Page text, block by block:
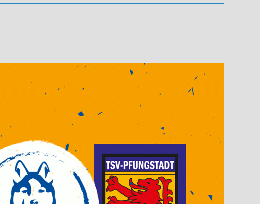
Trainer